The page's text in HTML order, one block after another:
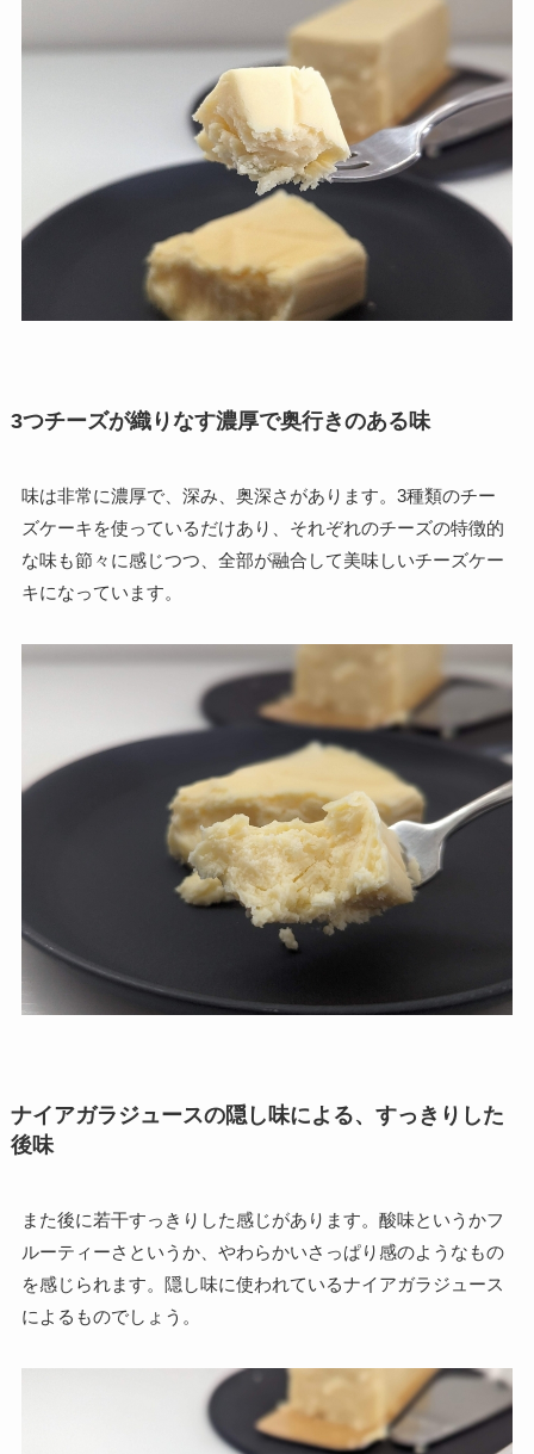
3つチーズが織りなす濃厚で奥行きのある味
味は非常に濃厚で、深み、奥深さがあります。3種類のチー
ズケーキを使っているだけあり、それぞれのチーズの特徴的
な味も節々に感じつつ、全部が融合して美味しいチーズケー
キになっています。
ナイアガラジュースの隠し味による、すっきりした
後味
また後に若干すっきりした感じがあります。酸味というかフ
ルーティーさというか、やわらかいさっぱり感のようなもの
を感じられます。隠し味に使われているナイアガラジュース
によるものでしょう。